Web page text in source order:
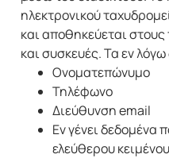
ηλεκτρονικού
και αποθηκεύεται
και συσκευές. Τα εν
Ονοματεπώνυμο
Τηλέφωνο
Διεύθυνση email
Eν γένει δεδομένα
ελεύθερου κειμένου